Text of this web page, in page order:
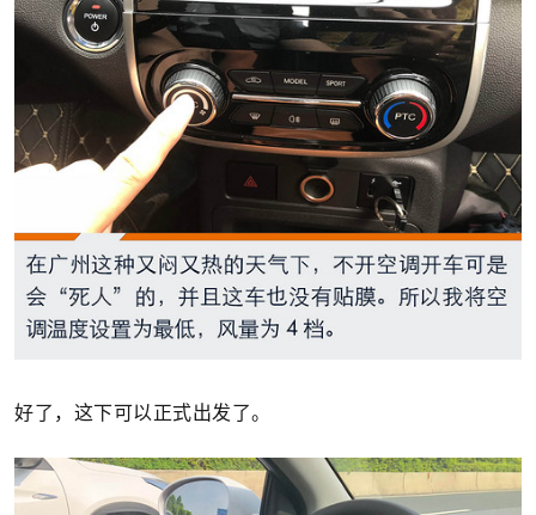
好了，这下可以正式出发了。